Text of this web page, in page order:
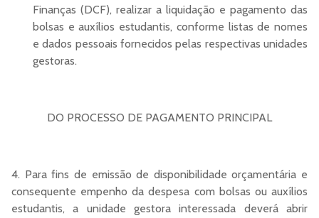
Finanças (DCF), realizar a liquidação e pagamento das
bolsas e auxílios estudantis, conforme listas de nomes
e dados pessoais fornecidos pelas respectivas unidades
gestoras.
DO PROCESSO DE PAGAMENTO PRINCIPAL
4. Para fins de emissão de disponibilidade orçamentária e
consequente empenho da despesa com bolsas ou auxílios
estudantis, a unidade gestora interessada deverá abrir